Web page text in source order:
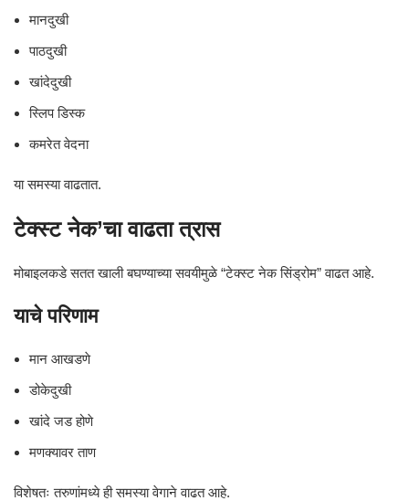
मानदुखी
पाठदुखी
खांदेदुखी
स्लिप डिस्क
कमरेत वेदना
या समस्या वाढतात.
टेक्स्ट नेक’चा वाढता त्रास
मोबाइलकडे सतत खाली बघण्याच्या सवयीमुळे “टेक्स्ट नेक सिंड्रोम” वाढत आहे.
याचे परिणाम
मान आखडणे
डोकेदुखी
खांदे जड होणे
मणक्यावर ताण
विशेषतः तरुणांमध्ये ही समस्या वेगाने वाढत आहे.